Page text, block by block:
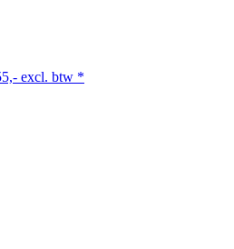
excl. btw *